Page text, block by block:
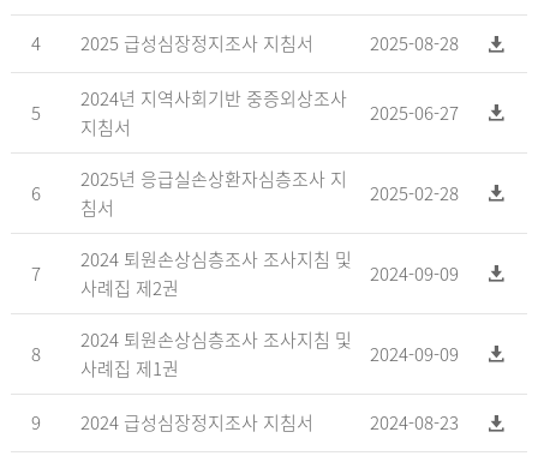
4 2025 급성심장정지조사 지침서 2025-08-28
5
2024년 지역사회기반 중증외상조사
지침서
2025-06-27
6
2025년 응급실손상환자심층조사 지
침서
2025-02-28
7
2024 퇴원손상심층조사 조사지침 및
사례집 제2권
2024-09-09
8
2024 퇴원손상심층조사 조사지침 및
사례집 제1권
2024-09-09
9 2024 급성심장정지조사 지침서 2024-08-23